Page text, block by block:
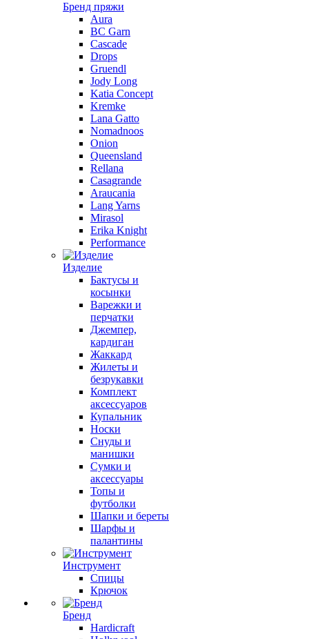
Бренд пряжи
Aura
BC Garn
Cascade
Drops
Gruendl
Jody Long
Katia Concept
Kremke
Lana Gatto
Nomadnoos
Onion
Queensland
Rellana
Casagrande
Araucania
Lang Yarns
Mirasol
Erika Knight
Performance
Изделие
Бактусы и
косынки
Варежки и
перчатки
Джемпер,
кардиган
Жаккард
Жилеты и
безрукавки
Комплект
аксессуаров
Купальник
Носки
Снуды и
манишки
Сумки и
аксессуары
Топы и
футболки
Шапки и береты
Шарфы и
палантины
Инструмент
Спицы
Крючок
Бренд
Hardicraft